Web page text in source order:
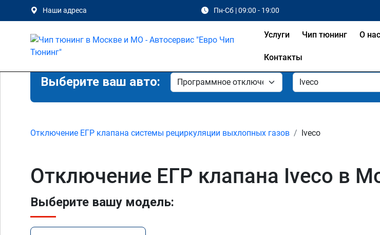
Наши адреса Пн-Сб | 09:00 - 19:00
Услуги Чип тюнинг О нас
Контакты
Выберите ваш авто:
Отключение ЕГР клапана системы рециркуляции выхлопных газов Iveco
Отключение ЕГР клапана Iveco в
Выберите вашу модель: